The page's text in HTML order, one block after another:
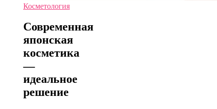
Косметология
Современная
японская
косметика
—
идеальное
решение